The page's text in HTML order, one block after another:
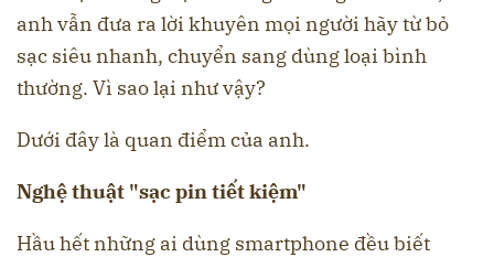
anh vẫn đưa ra lời khuyên mọi người hãy từ bỏ
sạc siêu nhanh, chuyển sang dùng loại bình
thường. Vì sao lại như vậy?
Dưới đây là quan điểm của anh.
Nghệ thuật "sạc pin tiết kiệm"
Hầu hết những ai dùng smartphone đều biết